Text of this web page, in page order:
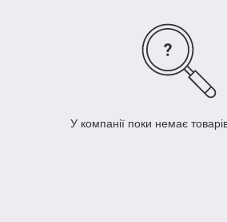
У компанії поки немає